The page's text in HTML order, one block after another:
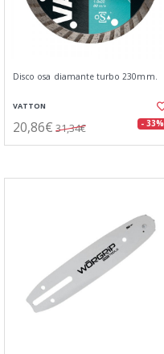
Disco osa diamante turbo 230mm.
VATTON
20,86€ 31,34€ - 33%